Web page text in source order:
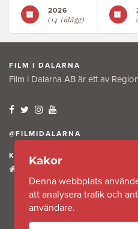
2026
(14 inlägg)
FILM I DALARNA
Film i Dalarna AB är ett av
@FILMIDALARNA
KONTAKTA OSS
791 31 Falun
Kakor
Denna webbplats
att analysera trafik och
användare.